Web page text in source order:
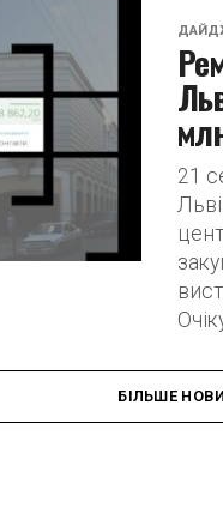
21
БІЛЬШЕ